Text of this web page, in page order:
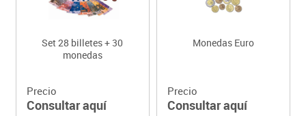
Set 28 billetes + 30
monedas
Precio
Consultar aquí
Monedas Euro
Precio
Consultar aquí